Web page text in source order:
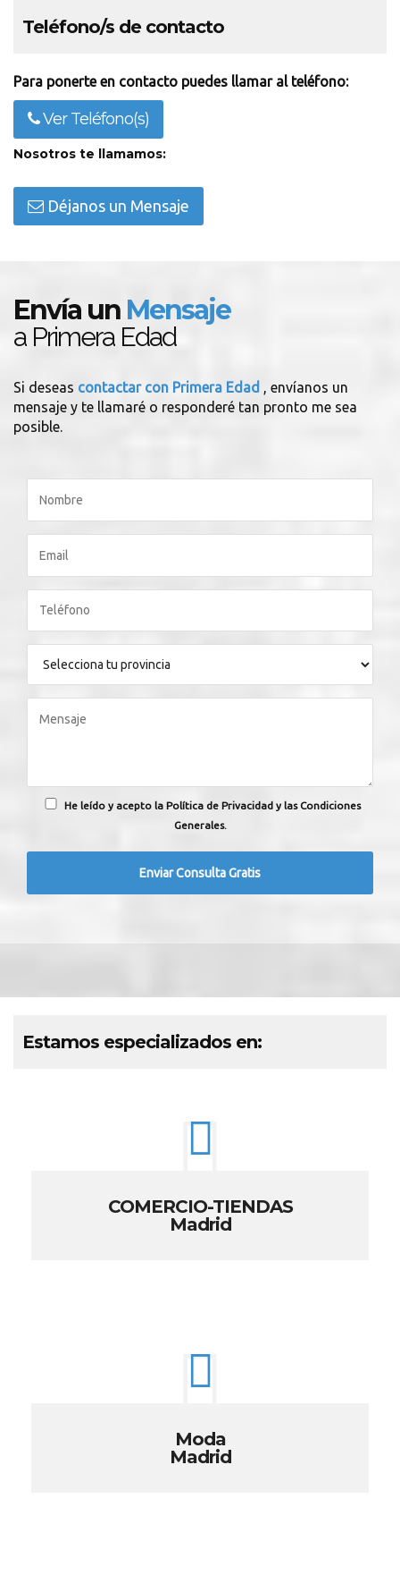
Teléfono/s de contacto
Para ponerte en contacto puedes llamar al teléfono:
Ver Teléfono(s)
Nosotros te llamamos:
Déjanos un Mensaje
Envía un Mensaje
a Primera Edad
Si deseas contactar con Primera Edad , envíanos un
mensaje y te llamaré o responderé tan pronto me sea
posible.
He leído y acepto la Política de Privacidad y las Condiciones
Generales.
Estamos especializados en:
COMERCIO-TIENDAS
Madrid
Moda
Madrid